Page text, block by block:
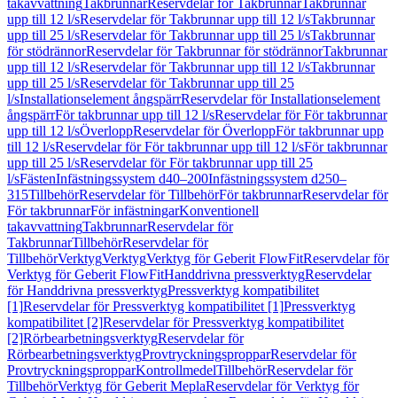
takavvattningTakbrunnarReservdelar för TakbrunnarTakbrunnar
upp till 12 l/sReservdelar för Takbrunnar upp till 12 l/sTakbrunnar
upp till 25 l/sReservdelar för Takbrunnar upp till 25 l/sTakbrunnar
för stödrännorReservdelar för Takbrunnar för stödrännorTakbrunnar
upp till 12 l/sReservdelar för Takbrunnar upp till 12 l/sTakbrunnar
upp till 25 l/sReservdelar för Takbrunnar upp till 25
l/sInstallationselement ångspärrReservdelar för Installationselement
ångspärrFör takbrunnar upp till 12 l/sReservdelar för För takbrunnar
upp till 12 l/sÖverloppReservdelar för ÖverloppFör takbrunnar upp
till 12 l/sReservdelar för För takbrunnar upp till 12 l/sFör takbrunnar
upp till 25 l/sReservdelar för För takbrunnar upp till 25
l/sFästenInfästningssystem d40–200Infästningssystem d250–
315TillbehörReservdelar för TillbehörFör takbrunnarReservdelar för
För takbrunnarFör infästningarKonventionell
takavvattningTakbrunnarReservdelar för
TakbrunnarTillbehörReservdelar för
TillbehörVerktygVerktygVerktyg för Geberit FlowFitReservdelar för
Verktyg för Geberit FlowFitHanddrivna pressverktygReservdelar
för Handdrivna pressverktygPressverktyg kompatibilitet
[1]Reservdelar för Pressverktyg kompatibilitet [1]Pressverktyg
kompatibilitet [2]Reservdelar för Pressverktyg kompatibilitet
[2]RörbearbetningsverktygReservdelar för
RörbearbetningsverktygProvtryckningspropparReservdelar för
ProvtryckningspropparKontrollmedelTillbehörReservdelar för
TillbehörVerktyg för Geberit MeplaReservdelar för Verktyg för